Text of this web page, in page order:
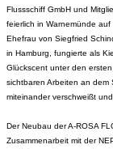
Flussschiff GmbH und
feierlich in Warnemünde auf
Ehefrau von Siegfried
in Hamburg, fungierte als
Glückscent unter den
sichtbaren Arbeiten an dem
miteinander verschweißt
Der Neubau der A-ROSA
Zusammenarbeit mit der